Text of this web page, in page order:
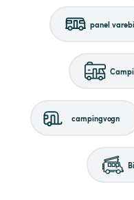
panel
campingvogn